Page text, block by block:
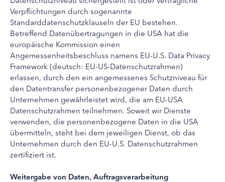
Verpflichtungen durch sogenannte
Standarddatenschutzklauseln der EU bestehen.
Betreffend Datenübertragungen in die USA hat die
europäische Kommission einen
Angemessenheitsbeschluss namens EU-U.S. Data Privacy
Framework (deutsch: EU-US-Datenschutzrahmen)
erlassen, durch den ein angemessenes Schutzniveau für
den Datentransfer personenbezogener Daten durch
Unternehmen gewährleistet wird, die am EU-USA
Datenschutzrahmen teilnehmen. Soweit wir Dienste
verwenden, die personenbezogene Daten in die USA
übermitteln, steht bei dem jeweiligen Dienst, ob das
Unternehmen durch den EU-U.S. Datenschutzrahmen
zertifiziert ist.
Weitergabe von Daten, Auftragsverarbeitung